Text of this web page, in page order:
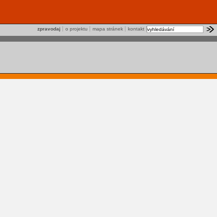
kontakt
mapa stránek
o projektu
zpravodaj